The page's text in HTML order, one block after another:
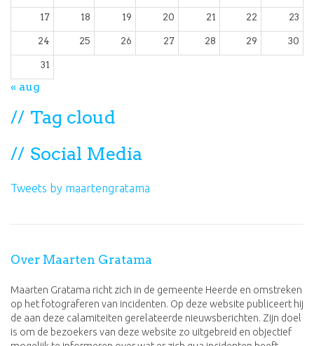
17 18 19 20 21 22 23
24 25 26 27 28 29 30
31
« aug
Tag cloud
Social Media
Tweets by maartengratama
Over Maarten Gratama
Maarten Gratama richt zich in de gemeente Heerde en omstreken
op het fotograferen van incidenten. Op deze website publiceert hij
de aan deze calamiteiten gerelateerde nieuwsberichten. Zijn doel
is om de bezoekers van deze website zo uitgebreid en objectief